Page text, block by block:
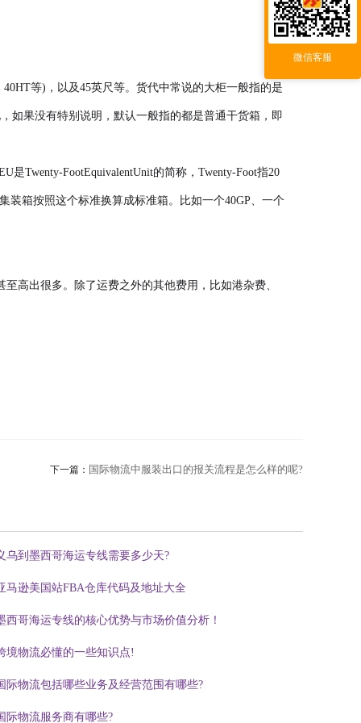
等)，以及45英尺等。货代中常说的大柜一般指的是
如果没有特别说明，默认一般指的都是普通干货箱，即
Twenty-FootEquivalentUnit的简称，Twenty-Foot指20
装箱按照这个标准换算成标准箱。比如一个40GP、一个
高出很多。除了运费之外的其他费用，比如港杂费、
下一篇： 国际物流中服装出口的报关流程是怎么样的呢?
乌到墨西哥海运专线需要多少天?
马逊美国站FBA仓库代码及地址大全
西哥海运专线的核心优势与市场价值分析！
境物流必懂的一些知识点!
际物流包括哪些业务及经营范围有哪些?
际物流服务商有哪些?
微信客服